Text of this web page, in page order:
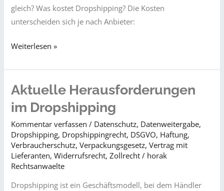
gleich? Was kostet Dropshipping? Die Kosten
unterscheiden sich je nach Anbieter:
Verschiedene
Varianten
des
Weiterlesen »
Aktuelle Herausforderungen
im Dropshipping
Kommentar verfassen / Datenschutz, Datenweitergabe,
Dropshipping, Dropshippingrecht, DSGVO, Haftung,
Verbraucherschutz,Verpackungsgesetz,Vertrag mit
Lieferanten,Widerrufsrecht,Zollrecht / horak
Rechtsanwaelte
Dropshipping ist ein Geschäftsmodell, bei dem Händler